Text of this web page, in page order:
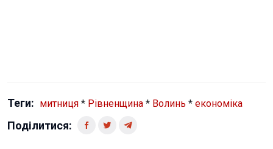
Теги: митниця * Рівненщина * Волинь * економіка
Поділитися: